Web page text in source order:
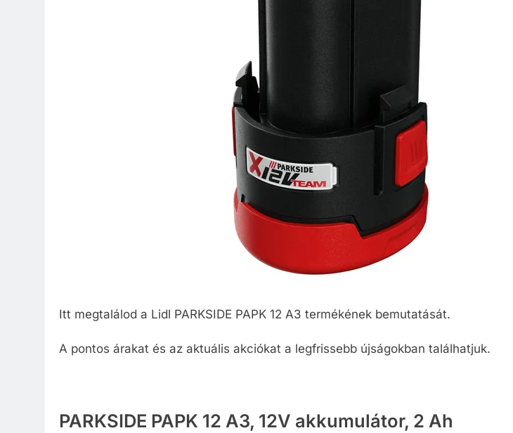
Itt megtalálod a Lidl PARKSIDE PAPK 12 A3 termékének bemutatását.
A pontos árakat és az aktuális akciókat a legfrissebb újságokban találhatjuk.
PARKSIDE PAPK 12 A3, 12V akkumulátor, 2 Ah